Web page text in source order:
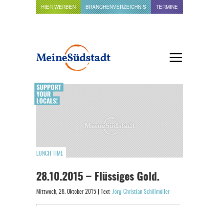
HIER WERBEN BRANCHENVERZEICHNIS TERMINE
LUNCH TIME
28.10.2015 – Flüssiges Gold.
Mittwoch, 28. Oktober 2015 | Text: Jörg-Christian Schillmöller